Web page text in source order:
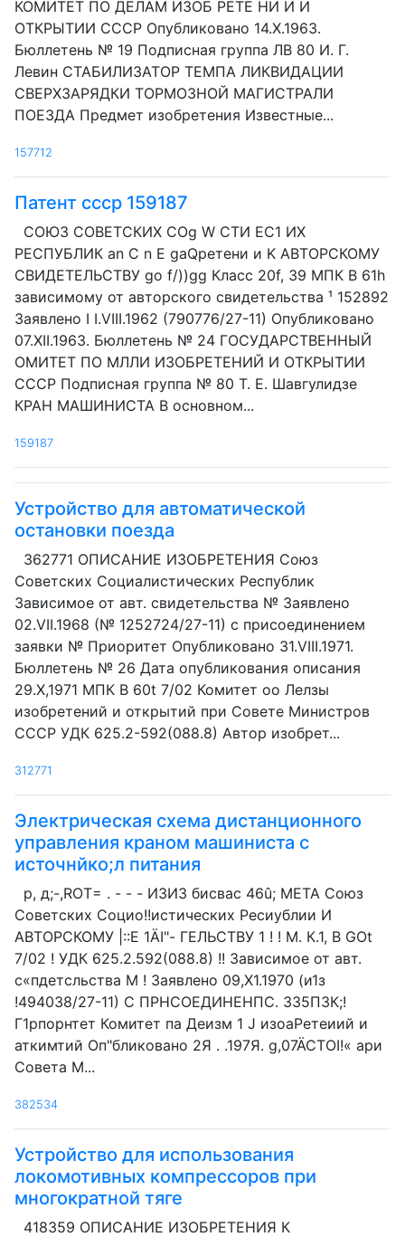
КОМИТЕТ ПО ДЕЛАМ ИЗОБ РЕТЕ НИ И И
ОТКРЫТИИ СССР Опубликовано 14.Х.1963.
Бюллетень № 19 Подписная группа ЛВ 80 И. Г.
Левин СТАБИЛИЗАТОР ТЕМПА ЛИКВИДАЦИИ
СВЕРХЗАРЯДКИ ТОРМОЗНОЙ МАГИСТРАЛИ
ПОЕЗДА Предмет изобретения Известные...
157712
Патент ссср 159187
СОЮЗ СОВЕТСКИХ COg W CTИ ЕС1 ИХ
РЕСПУБЛИК an C n E gaQретени и K АВТОРСКОМУ
СВИДЕТЕЛЬСТВУ go f/))gg Класс 20f, 39 МПК В 61h
зависимому от авторского свидетельства ¹ 152892
Заявлено I I.VIII.1962 (790776/27-11) Опубликовано
07.XII.1963. Бюллетень № 24 ГОСУДАРСТВЕННЫЙ
ОМИТЕТ ПО МЛЛИ ИЗОБРЕТЕНИЙ И ОТКРЫТИИ
СССР Подписная группа № 80 T. Е. Шавгулидзе
КРАН МАШИНИСТА В основном...
159187
Устройство для автоматической
остановки поезда
362771 ОПИСАНИЕ ИЗОБРЕТЕНИЯ Союз
Советских Социалистических Республик
Зависимое от авт. свидетельства № Заявлено
02.VII.1968 (№ 1252724/27-11) с присоединением
заявки № Приоритет Опубликовано 31.VIII.1971.
Бюллетень № 26 Дата опубликования описания
29.Х,1971 МПК В 60t 7/02 Комитет оо Лелзы
изобретений и открытий при Совете Министров
СССР УДК 625.2-592(088.8) Автор изобрет...
312771
Электрическая схема дистанционного
управления краном машиниста с
источнйко;л питания
р, д;-,ROT= . - - - ИЗИЗ бисвас 46û; МЕТА Союз
Советских Социо!!истических Ресиублии И
АВТОРСКОМУ |::E 1ÄI"- ГЕЛЬСТВУ 1 ! ! M. К.1, В GOt
7/02 ! УДК 625.2.592(088.8) !! Зависимое от авт.
с«пдетсльства М ! Заявлено 09,Х1.1970 (и1з
!494038/27-11) С ПРНСОЕДИНЕНПС. 335ПЗК;!
Г1рпорнтет Комитет па Деизм 1 J изоаРетеиий и
аткимтий Оп"бликовано 2Я . .197Я. g,07ÄCTOI!« ари
Совета М...
382534
Устройство для использования
локомотивных компрессоров при
многократной тяге
418359 ОПИСАНИЕ ИЗОБРЕТЕНИЯ К